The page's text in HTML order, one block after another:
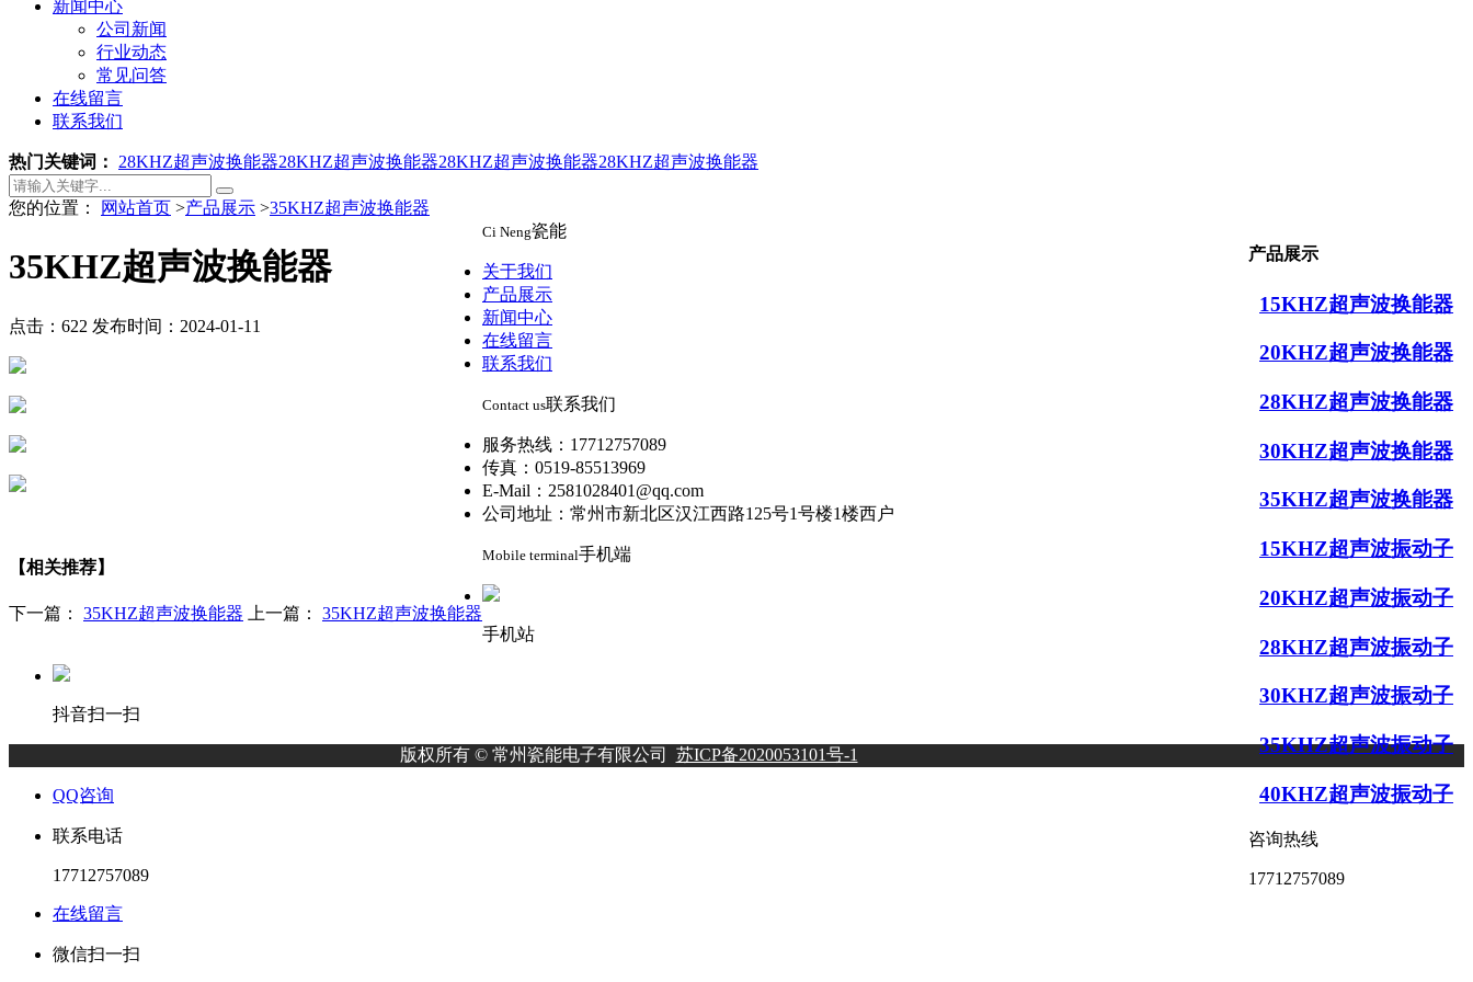
新闻中心
公司新闻
行业动态
常见问答
在线留言
联系我们
热门关键词： 28KHZ超声波换能器28KHZ超声波换能器28KHZ超声波换能器28KHZ超声波换能器
您的位置： 网站首页 >产品展示 >35KHZ超声波换能器
产品展示
15KHZ超声波换能器
20KHZ超声波换能器
28KHZ超声波换能器
30KHZ超声波换能器
35KHZ超声波换能器
15KHZ超声波振动子
20KHZ超声波振动子
28KHZ超声波振动子
30KHZ超声波振动子
35KHZ超声波振动子
40KHZ超声波振动子
咨询热线
17712757089
35KHZ超声波换能器
点击：622 发布时间：2024-01-11
【相关推荐】
下一篇： 35KHZ超声波换能器 上一篇： 35KHZ超声波换能器
Ci Neng瓷能
关于我们
产品展示
新闻中心
在线留言
联系我们
Contact us联系我们
服务热线：17712757089
传真：0519-85513969
E-Mail：2581028401@qq.com
公司地址：常州市新北区汉江西路125号1号楼1楼西户
Mobile terminal手机端
手机站
抖音扫一扫
版权所有 © 常州瓷能电子有限公司 苏ICP备2020053101号-1
QQ咨询
联系电话
17712757089
在线留言
微信扫一扫